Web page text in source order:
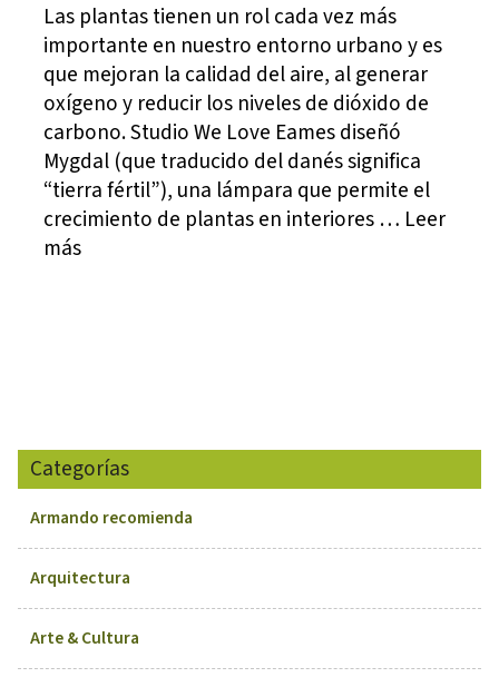
Las plantas tienen un rol cada vez más
importante en nuestro entorno urbano y es
que mejoran la calidad del aire, al generar
oxígeno y reducir los niveles de dióxido de
carbono. Studio We Love Eames diseñó
Mygdal (que traducido del danés significa
“tierra fértil”), una lámpara que permite el
crecimiento de plantas en interiores … Leer
más
Categorías
Armando recomienda
Arquitectura
Arte & Cultura